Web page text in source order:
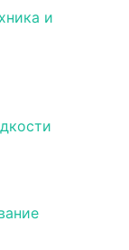
и